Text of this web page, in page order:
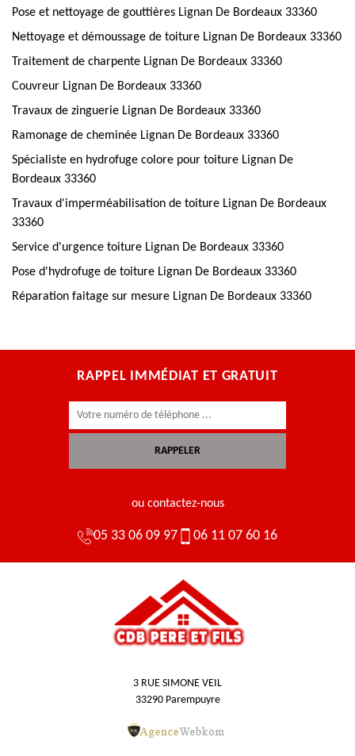
Pose et nettoyage de gouttières Lignan De Bordeaux 33360
Nettoyage et démoussage de toiture Lignan De Bordeaux 33360
Traitement de charpente Lignan De Bordeaux 33360
Couvreur Lignan De Bordeaux 33360
Travaux de zinguerie Lignan De Bordeaux 33360
Ramonage de cheminée Lignan De Bordeaux 33360
Spécialiste en hydrofuge colore pour toiture Lignan De
Bordeaux 33360
Travaux d'imperméabilisation de toiture Lignan De Bordeaux
33360
Service d'urgence toiture Lignan De Bordeaux 33360
Pose d'hydrofuge de toiture Lignan De Bordeaux 33360
Réparation faitage sur mesure Lignan De Bordeaux 33360
RAPPEL IMMÉDIAT ET GRATUIT
ou contactez-nous
05 33 06 09 97 06 11 07 60 16
3 RUE SIMONE VEIL
33290 Parempuyre